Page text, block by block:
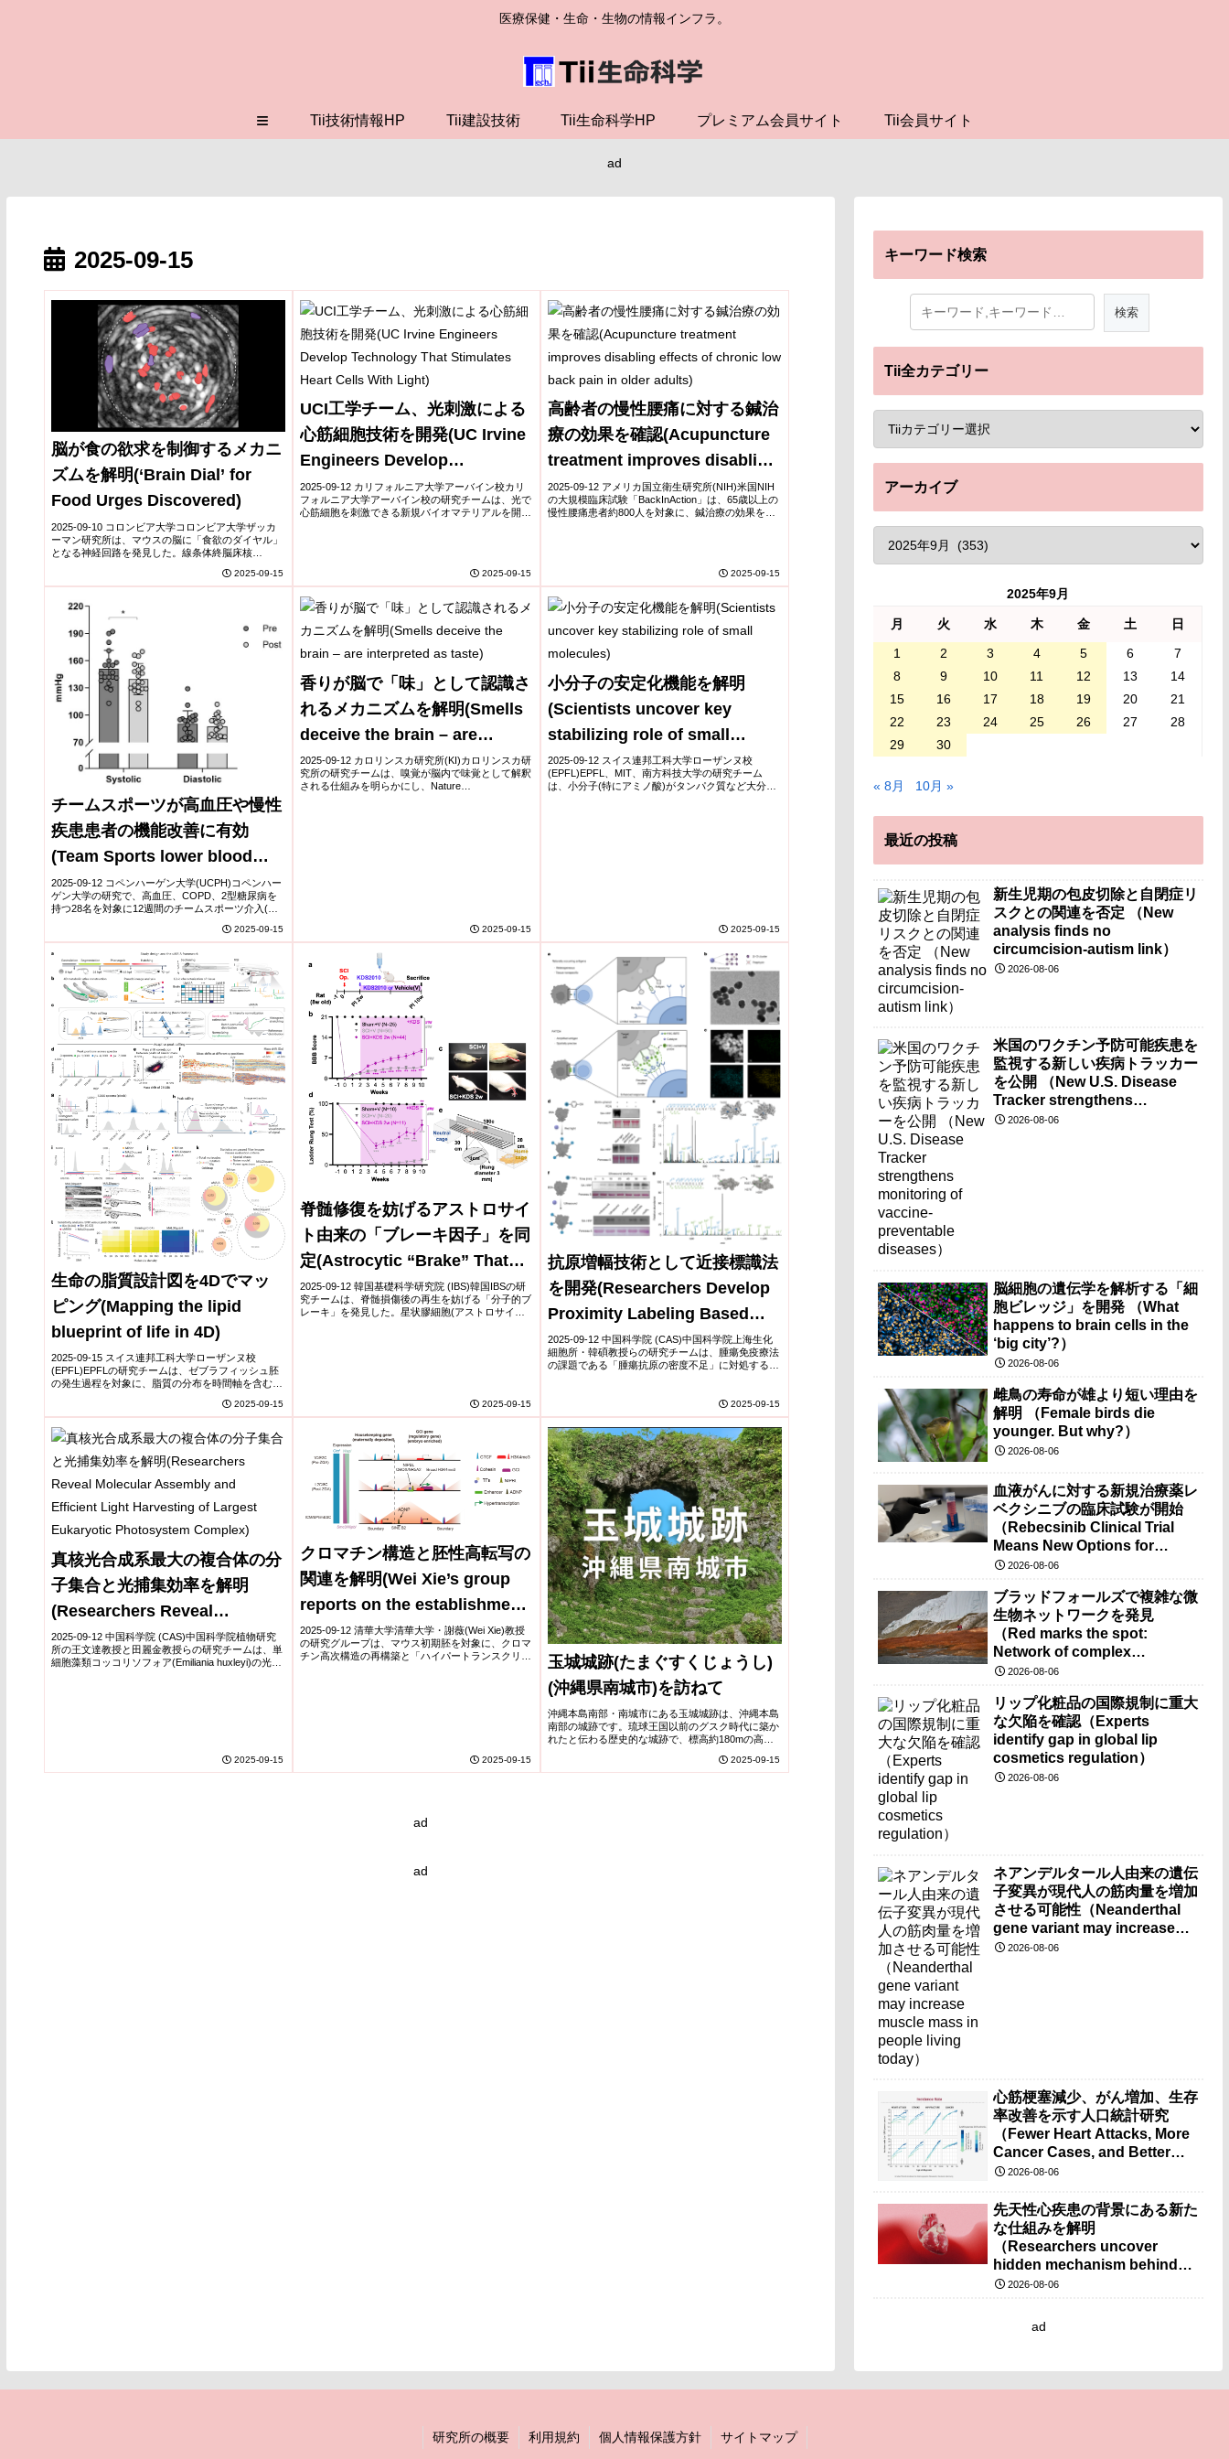
医療保健・生命・生物の情報インフラ。
≡ Tii技術情報HP Tii建設技術 Tii生命科学HP プレミアム会員サイト Tii会員サイト
ad
2025-09-15
脳が食の欲求を制御するメカニ
ズムを解明(‘Brain Dial’ for
Food Urges Discovered)
2025-09-10 コロンビア大学コロンビア大学ザッカ
ーマン研究所は、マウスの脳に「食欲のダイヤル」
となる神経回路を発見した。線条体終脳床核
甘味を摂り続け、抑制すると飢餓時でも摂食欲求が
減...
2025-09-15
UCI工学チーム、光刺激による
心筋細胞技術を開発(UC Irvine
Engineers Develop
Technology That Stimulates
Heart Cells With Light)
2025-09-12 カリフォルニア大学アーバイン校カリ
フォルニア大学アーバイン校の研究チームは、光で
心筋細胞を刺激できる新規バイオマテリアルを開発
2025-09-15
高齢者の慢性腰痛に対する鍼治
療の効果を確認(Acupuncture
treatment improves disabling
effects of chronic low back
pain in older adults)
2025-09-12 アメリカ国立衛生研究所(NIH)米国NIH
の大規模臨床試験「BackInAction」は、65歳以上の
慢性腰痛患者約800人を対象に、鍼治療の効果を検
2025-09-15
チームスポーツが高血圧や慢性
疾患患者の機能改善に有効
(Team Sports lower blood
pressure and improve
function in patients with
2025-09-12 コペンハーゲン大学(UCPH)コペンハー
ゲン大学の研究で、高血圧、COPD、2型糖尿病を
持つ28名を対象に12週間のチームスポーツ介入(週2
2025-09-15
香りが脳で「味」として認識さ
れるメカニズムを解明(Smells
deceive the brain – are
interpreted as taste)
2025-09-12 カロリンスカ研究所(KI)カロリンスカ研
究所の研究チームは、嗅覚が脳内で味覚として解釈
される仕組みを明らかにし、Nature
2025-09-15
小分子の安定化機能を解明
(Scientists uncover key
stabilizing role of small
molecules)
2025-09-12 スイス連邦工科大学ローザンヌ校
(EPFL)EPFL、MIT、南方科技大学の研究チーム
は、小分子(特にアミノ酸)がタンパク質など大分子
2025-09-15
生命の脂質設計図を4Dでマッ
ピング(Mapping the lipid
blueprint of life in 4D)
2025-09-15 スイス連邦工科大学ローザンヌ校
(EPFL)EPFLの研究チームは、ゼブラフィッシュ胚
の発生過程を対象に、脂質の分布を時間軸を含む
築した。イメージング質量分析と計算フレームワ...
2025-09-15
脊髄修復を妨げるアストロサイ
ト由来の「ブレーキ因子」を同
定(Astrocytic “Brake” That
Blocks Spinal Cord Repair
Identified)
2025-09-12 韓国基礎科学研究院 (IBS)韓国IBSの研
究チームは、脊髄損傷後の再生を妨げる「分子的ブ
レーキ」を発見した。星状膠細胞(アストロサイト)
2025-09-15
抗原増幅技術として近接標識法
を開発(Researchers Develop
Proximity Labeling Based
Antigen Amplification
Technology)
2025-09-12 中国科学院 (CAS)中国科学院上海生化
細胞所・韓碩教授らの研究チームは、腫瘍免疫療法
の課題である「腫瘍抗原の密度不足」に対処する新
2025-09-15
真核光合成系最大の複合体の分
子集合と光捕集効率を解明
(Researchers Reveal
Molecular Assembly and
Efficient Light Harvesting of
2025-09-12 中国科学院 (CAS)中国科学院植物研究
所の王文達教授と田麗金教授らの研究チームは、単
細胞藻類コッコリソフォア(Emiliania huxleyi)の光合
2025-09-15
クロマチン構造と胚性高転写の
関連を解明(Wei Xie’s group
reports on the establishment
of chromatin architecture
interplays with embryo
2025-09-12 清華大学清華大学・謝薇(Wei Xie)教授
の研究グループは、マウス初期胚を対象に、クロマ
チン高次構造の再構築と「ハイパートランスクリプ
2025-09-15
玉城城跡(たまぐすくじょうし)
(沖縄県南城市)を訪ねて
沖縄本島南部・南城市にある玉城城跡は、沖縄本島
南部の城跡です。琉球王国以前のグスク時代に築か
れたと伝わる歴史的な城跡で、標高約180mの高台
きました。今回は実際に訪れた際の様子を、写真と
2025-09-15
ad
ad
キーワード検索
Tii全カテゴリー
アーカイブ
2025年9月
月 火 水 木 金 土
日
1
2 3 4 5 6
7
8
9 10 11 12 13
14
15
16 17 18 19 20
21
22
23 24 25 26 27
28
29
30
« 8月 10月 »
最近の投稿
新生児期の包皮切除と自閉症リ
スクとの関連を否定 （New
analysis finds no
circumcision-autism link）
2026-08-06
米国のワクチン予防可能疾患を
監視する新しい疾病トラッカー
を公開 （New U.S. Disease
Tracker strengthens
monitoring of vaccine-
2026-08-06
脳細胞の遺伝学を解析する「細
胞ビレッジ」を開発 （What
happens to brain cells in the
‘big city’?）
2026-08-06
雌鳥の寿命が雄より短い理由を
解明 （Female birds die
younger. But why?）
2026-08-06
血液がんに対する新規治療薬レ
ベクシニブの臨床試験が開始
（Rebecsinib Clinical Trial
Means New Options for
Blood Cancer）
2026-08-06
ブラッドフォールズで複雑な微
生物ネットワークを発見
（Red marks the spot:
Network of complex
microbes discovered at
2026-08-06
リップ化粧品の国際規制に重大
な欠陥を確認（Experts
identify gap in global lip
cosmetics regulation）
2026-08-06
ネアンデルタール人由来の遺伝
子変異が現代人の筋肉量を増加
させる可能性（Neanderthal
gene variant may increase
muscle mass in people living
2026-08-06
心筋梗塞減少、がん増加、生存
率改善を示す人口統計研究
（Fewer Heart Attacks, More
Cancer Cases, and Better
Survival Chances）
2026-08-06
先天性心疾患の背景にある新た
な仕組みを解明
（Researchers uncover
hidden mechanism behind
congenital heart disease）
2026-08-06
ad
研究所の概要 利用規約 個人情報保護方針 サイトマップ